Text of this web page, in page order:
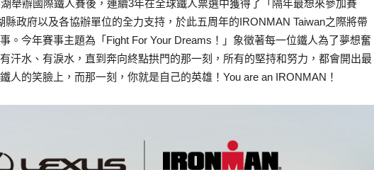
舉辦國際鐵人賽後，連續3年在全球鐵人票選中獲得了「隔年最想來參加賽
縣政府以及各協辦單位的全力支持，於此五周年的IRONMAN Taiwan之際將帶
。今年賽事主題為「Fight For Your Dreams！」象徵著每一位鐵人為了夢想奮
汗水、有淚水，直到奔向終點拱門的那一刻，所有的堅持和努力，都會開出最
人的笑臉上，而那一刻，你就是自己的英雄！You are an IRONMAN！